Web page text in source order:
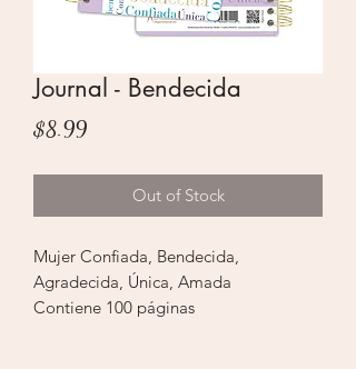
Journal - Bendecida
$8.99Price
Out of Stock
Mujer Confiada, Bendecida,
Agradecida, Única, Amada
Contiene 100 páginas